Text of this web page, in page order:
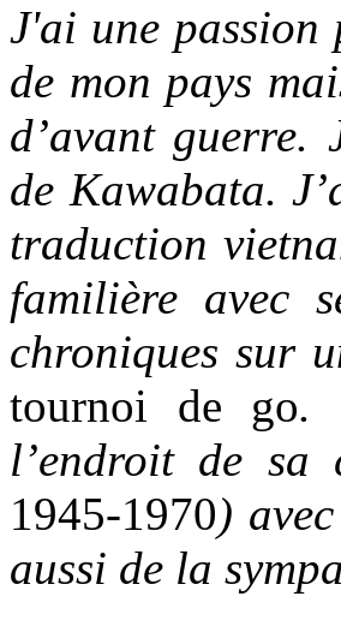
J'ai une
de mon pays
d’avant
de Kawabata.
traduction
familière avec
chroniques sur
tournoi de go.
l’endroit de sa
1945-1970)
aussi de la